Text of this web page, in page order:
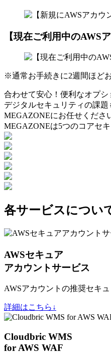
【現在ご利用中のAWS
※通常お手続きに2週間ほど
合わせて安心！便利なオプ
デジタルセキュリティの課題
MEGAZONEにお任せくださ
MEGAZONEは5つのコアセ
各サービスについ
AWSセキュア
アカウントサービス
AWSアカウントの推奨セキ
詳細はこちら↓
Cloudbric WMS
for AWS WAF